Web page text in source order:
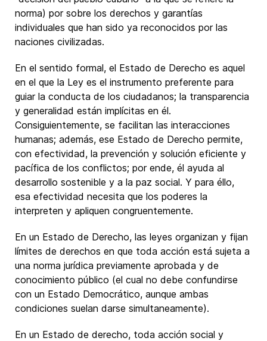
norma) por sobre los derechos y garantías
individuales que han sido ya reconocidos por las
naciones civilizadas.
En el sentido formal, el Estado de Derecho es aquel
en el que la Ley es el instrumento preferente para
guiar la conducta de los ciudadanos; la transparencia
y generalidad están implícitas en él.
Consiguientemente, se facilitan las interacciones
humanas; además, ese Estado de Derecho permite,
con efectividad, la prevención y solución eficiente y
pacífica de los conflictos; por ende, él ayuda al
desarrollo sostenible y a la paz social. Y para éllo,
esa efectividad necesita que los poderes la
interpreten y apliquen congruentemente.
En un Estado de Derecho, las leyes organizan y fijan
límites de derechos en que toda acción está sujeta a
una norma jurídica previamente aprobada y de
conocimiento público (el cual no debe confundirse
con un Estado Democrático, aunque ambas
condiciones suelan darse simultaneamente).
En un Estado de derecho, toda acción social y